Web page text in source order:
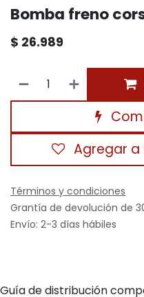
Bomba freno
$ 26.989
Agregar a
Términos y condiciones
Grantía de devolución de
Envío: 2-3 días hábiles
Guía de distribución